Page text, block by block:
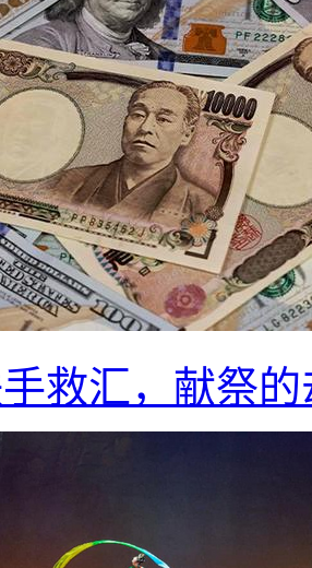
救汇，献祭